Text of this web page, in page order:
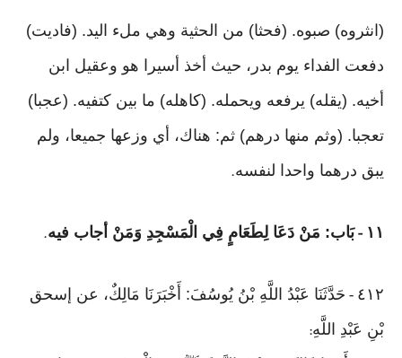
(انثروه) صبوه. (فحثا) من الحثية وهي ملء اليد. (فاديت)
دفعت الفداء يوم بدر، حيث أخذ أسيرا هو وعقيل ابن
أخيه. (يقله) يرفعه ويحمله. (كاهله) ما بين كتفيه. (عجبا)
تعجبا. (وثم منها درهم) ثم: هناك، أي وزعها جميعا، ولم
يبق درهما واحدا لنفسه.
١١ -بَاب: مَنْ دَعَا لِطَعَامٍ فِي الْمَسْجِدِ وَمَنْ أجاب فيه.
٤١٢ - حَدَّثَنَا عَبْدُ اللَّهِ بْنُ يُوسُفَ: أَخْبَرَنَا مَالِكٌ، عن إسحق
بْنِ عَبْدِ اللَّهِ: